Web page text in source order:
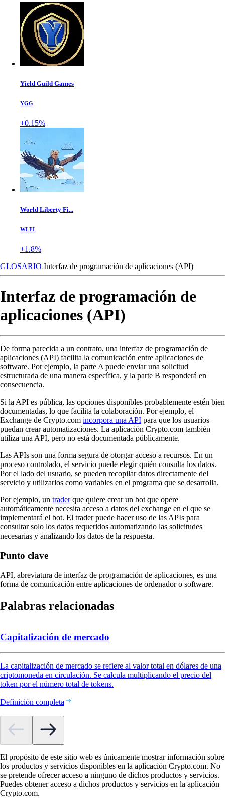
Yield Guild Games
YGG
+0.15%
World Liberty Fi...
WLFI
+1.8%
GLOSARIO Interfaz de programación de aplicaciones (API)
Interfaz de programación de
aplicaciones (API)
De forma parecida a un contrato, una interfaz de programación de
aplicaciones (API) facilita la comunicación entre aplicaciones de
software. Por ejemplo, la parte A puede enviar una solicitud
estructurada de una manera específica, y la parte B responderá en
consecuencia.
Si la API es pública, las opciones disponibles probablemente estén bien
documentadas, lo que facilita la colaboración. Por ejemplo, el
Exchange de Crypto.com incorpora una API para que los usuarios
puedan crear automatizaciones. La aplicación Crypto.com también
utiliza una API, pero no está documentada públicamente.
Las APIs son una forma segura de otorgar acceso a recursos. En un
proceso controlado, el servicio puede elegir quién consulta los datos.
Por el lado del usuario, se pueden recopilar datos directamente del
servicio y utilizarlos como variables en el programa que se desarrolla.
Por ejemplo, un traderque quiere crear un bot que opere
automáticamente necesita acceso a datos del exchange en el que se
implementará el bot. El trader puede hacer uso de las APIs para
consultar solo los datos requeridos automatizando las solicitudes
necesarias y analizando los datos de la respuesta.
Punto clave
API, abreviatura de interfaz de programación de aplicaciones, es una
forma de comunicación entre aplicaciones de ordenador o software.
Palabras relacionadas
Capitalización de mercado
La capitalización de mercado se refiere al valor total en dólares de una
criptomoneda en circulación. Se calcula multiplicando el precio del
token por el número total de tokens.
Definición completa
El propósito de este sitio web es únicamente mostrar información sobre
los productos y servicios disponibles en la aplicación Crypto.com. No
se pretende ofrecer acceso a ninguno de dichos productos y servicios.
Puedes obtener acceso a dichos productos y servicios en la aplicación
Crypto.com.